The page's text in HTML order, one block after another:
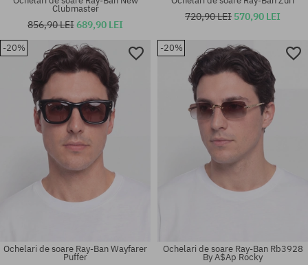
Mărimi existente:
Mărimi existente:
Clubmaster
856,90 LEI689,90 LEI
720,90 LEI 570,90 LEI
-20%
Ochelari de soare Ray-Ban Wayfarer
Puffer
-20%
Ochelari de soare Ray-Ban Rb3928
By A$Ap Rocky